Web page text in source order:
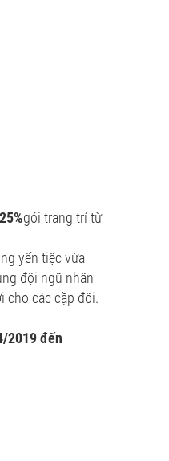
gói trang trí từ
yến tiệc vừa
đội ngũ nhân
cho các cặp đôi.
2019 đến